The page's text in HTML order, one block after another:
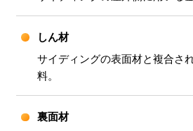
しん材
サイディングの表面材と複合さ
料。
裏面材